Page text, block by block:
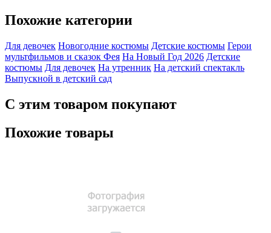
Похожие категории
Для девочек Новогодние костюмы Детские костюмы Герои
мультфильмов и сказок Фея На Новый Год 2026 Детские
костюмы Для девочек На утренник На детский спектакль
Выпускной в детский сад
С этим товаром покупают
Похожие товары